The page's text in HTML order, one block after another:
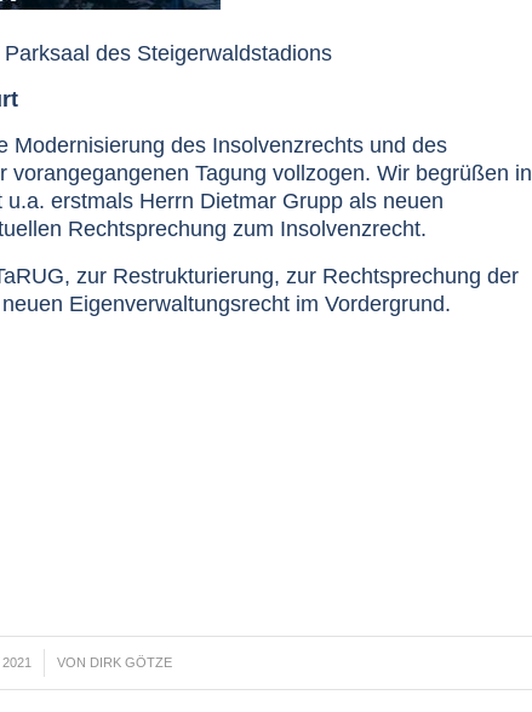
des Steigerwaldstadions
Modernisierung des Insolvenzrechts und des
Tagung vollzogen. Wir begrüßen in
erstmals Herrn Dietmar Grupp als neuen
Rechtsprechung zum Insolvenzrecht.
zur Restrukturierung, zur Rechtsprechung der
Eigenverwaltungsrecht im Vordergrund.
VON DIRK GÖTZE